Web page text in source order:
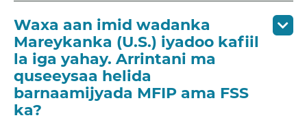
Waxa aan imid wadanka
Mareykanka (U.S.) iyadoo kafiil
la iga yahay. Arrintani ma
quseeysaa helida
barnaamijyada MFIP ama FSS
ka?